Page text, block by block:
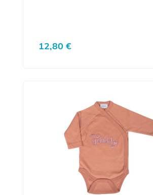
Regulärer Preis:
12,80 €